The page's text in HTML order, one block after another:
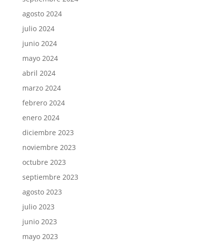
agosto 2024
julio 2024
junio 2024
mayo 2024
abril 2024
marzo 2024
febrero 2024
enero 2024
diciembre 2023
noviembre 2023
octubre 2023
septiembre 2023
agosto 2023
julio 2023
junio 2023
mayo 2023